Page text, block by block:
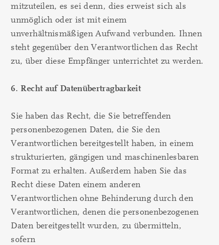
mitzuteilen, es sei denn, dies erweist sich als
unmöglich oder ist mit einem
unverhältnismäßigen Aufwand verbunden. Ihnen
steht gegenüber den Verantwortlichen das Recht
zu, über diese Empfänger unterrichtet zu werden.
6. Recht auf Datenübertragbarkeit
Sie haben das Recht, die Sie betreffenden
personenbezogenen Daten, die Sie den
Verantwortlichen bereitgestellt haben, in einem
strukturierten, gängigen und maschinenlesbaren
Format zu erhalten. Außerdem haben Sie das
Recht diese Daten einem anderen
Verantwortlichen ohne Behinderung durch den
Verantwortlichen, denen die personenbezogenen
Daten bereitgestellt wurden, zu übermitteln,
sofern